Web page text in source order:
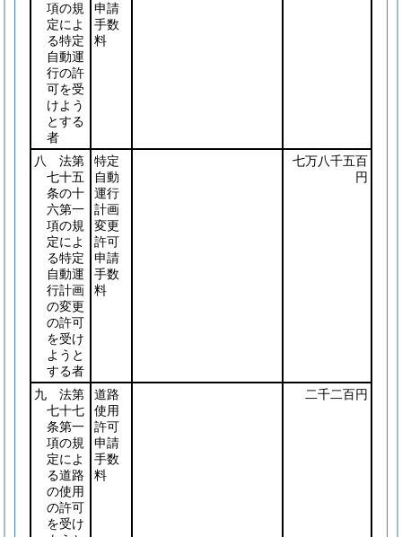
項の規
定によ
る特定
自動運
行の許
可を受
けよう
とする
者
申請
手数
料
八 法第
七十五
条の十
六第一
項の規
定によ
る特定
自動運
行計画
の変更
の許可
を受け
ようと
する者
特定
自動
運行
計画
変更
許可
申請
手数
料
七万八千五百
円
九 法第
七十七
条第一
項の規
定によ
る道路
の使用
の許可
を受け
道路
使用
許可
申請
手数
料
二千二百円